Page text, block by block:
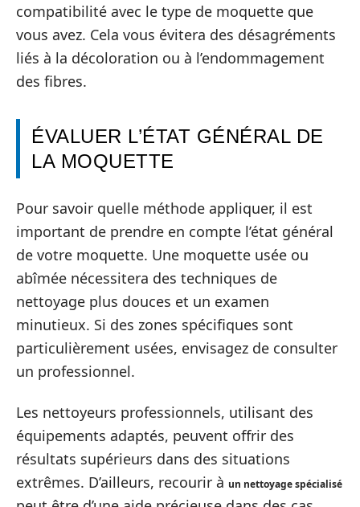
compatibilité avec le type de moquette que
vous avez. Cela vous évitera des désagréments
liés à la décoloration ou à l’endommagement
des fibres.
ÉVALUER L’ÉTAT GÉNÉRAL DE
LA MOQUETTE
Pour savoir quelle méthode appliquer, il est
important de prendre en compte l’état général
de votre moquette. Une moquette usée ou
abîmée nécessitera des techniques de
nettoyage plus douces et un examen
minutieux. Si des zones spécifiques sont
particulièrement usées, envisagez de consulter
un professionnel.
Les nettoyeurs professionnels, utilisant des
équipements adaptés, peuvent offrir des
résultats supérieurs dans des situations
extrêmes. D’ailleurs, recourir à un nettoyage spécialisé